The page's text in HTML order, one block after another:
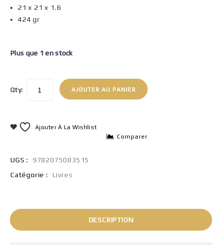
21 x 21 x 1.6
424 gr
Plus que 1 en stock
Qty: AJOUTER AU PANIER
Ajouter À La Wishlist
Comparer
UGS :
9782075083515
Catégorie :
Livres
DESCRIPTION